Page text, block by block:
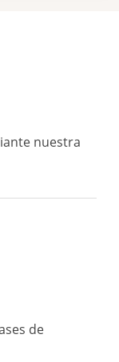
nuestra
de